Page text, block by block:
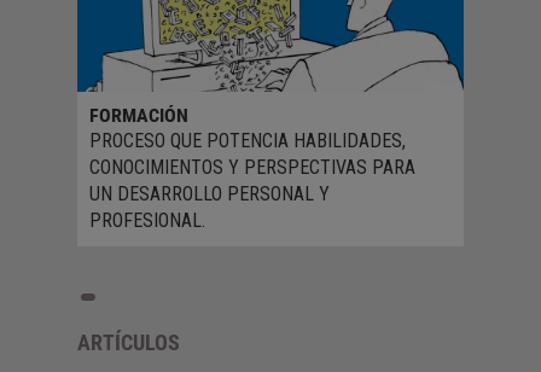
FORMACIÓN
PROCESO QUE POTENCIA HABILIDADES,
CONOCIMIENTOS Y PERSPECTIVAS PARA
UN DESARROLLO PERSONAL Y
PROFESIONAL.
ARTÍCULOS